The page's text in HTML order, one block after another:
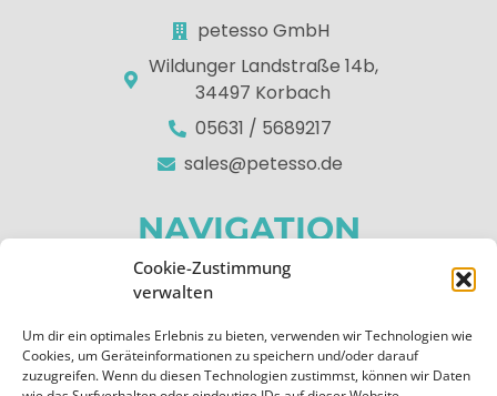
Cookie-Zustimmung
verwalten
Um dir ein optimales Erlebnis zu bieten, verwenden wir Technologien wie
Cookies, um Geräteinformationen zu speichern und/oder darauf
zuzugreifen. Wenn du diesen Technologien zustimmst, können wir Daten
petesso GmbH
Wildunger Landstraße 14b,
34497 Korbach
05631 / 5689217
sales@petesso.de
NAVIGATION
Home
Apps
Kontakt